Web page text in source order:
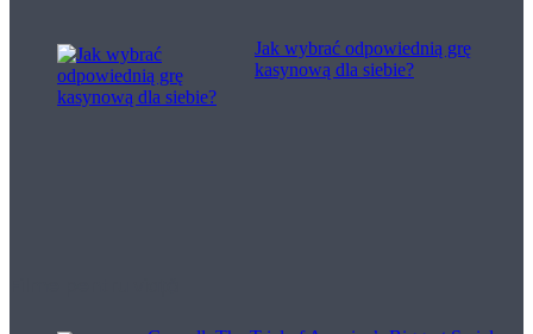
Jak wybrać odpowiednią grę
kasynową dla siebie?